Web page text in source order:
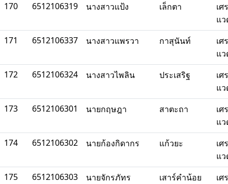
170
6512106319 นางสาวแป้ง เล็กตา
เ
แ
171
6512106337 นางสาวแพรวา กาสุนันท์
เ
แ
172
6512106324 นางสาวไพลิน ประเสริฐ
เ
แ
173
6512106301 นายกฤษฎา สาตะถา
เ
แ
174
6512106302 นายก้องกิดากร แก้วยะ
เ
แ
175
6512106303 นายจักรภัทร เสาร์คำน้อย
เ